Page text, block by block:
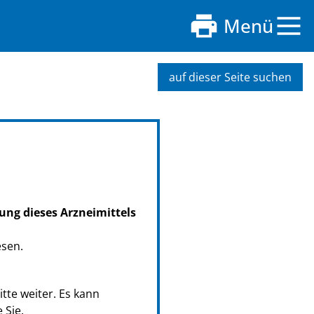
Menü
auf dieser Seite suchen
dieses Arzneimittels
weiter. Es kann
Sie.